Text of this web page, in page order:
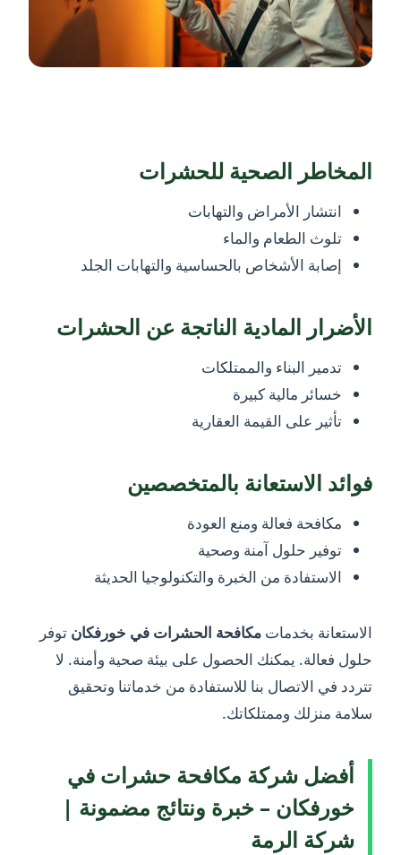
المخاطر الصحية للحشرات
انتشار الأمراض والتهابات
تلوث الطعام والماء
إصابة الأشخاص بالحساسية والتهابات الجلد
الأضرار المادية الناتجة عن الحشرات
تدمير البناء والممتلكات
خسائر مالية كبيرة
تأثير على القيمة العقارية
فوائد الاستعانة بالمتخصصين
مكافحة فعالة ومنع العودة
توفير حلول آمنة وصحية
الاستفادة من الخبرة والتكنولوجيا الحديثة
الاستعانة بخدمات مكافحة الحشرات في خورفكان توفر
حلول فعالة. يمكنك الحصول على بيئة صحية وأمنة. لا
تتردد في الاتصال بنا للاستفادة من خدماتنا وتحقيق
سلامة منزلك وممتلكاتك.
أفضل شركة مكافحة حشرات في
خورفكان – خبرة ونتائج مضمونة |
شركة الرمة